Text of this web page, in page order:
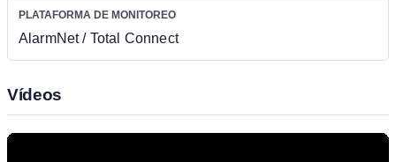
PLATAFORMA DE MONITOREO
AlarmNet / Total Connect
Vídeos